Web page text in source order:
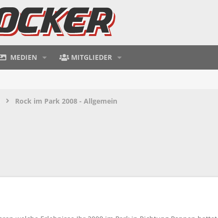
MEDIEN MITGLIEDER
Rock im Park 2008 - Allgemein